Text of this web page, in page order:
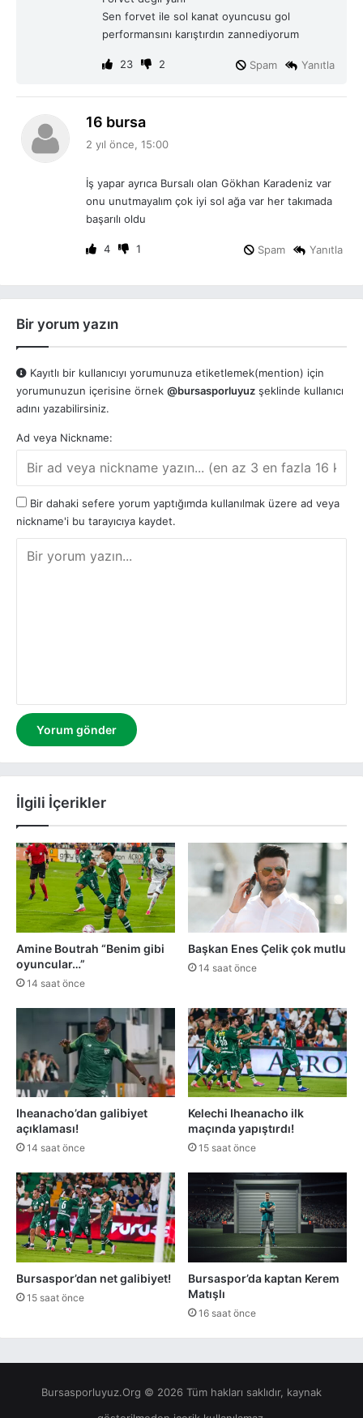
Sen forvet ile sol kanat oyuncusu gol
performansını karıştırdın zannediyorum
23 2 Yanıtla
Spam
16 bursa
e
i
2 yıl önce, 15:00
İş yapar ayrıca Bursalı olan Gökhan Karadeniz var
onu unutmayalım çok iyi sol ağa var her takımada
başarılı oldu
4 1 Yanıtla
Spam
Bir yorum yazın
Kayıtlı bir kullanıcıyı yorumunuza etiketlemek(mention) için
yorumunuzun içerisine örnek @bursasporluyuz şeklinde kullanıcı
adını yazabilirsiniz.
Ad veya Nickname:
Bir dahaki sefere yorum yaptığımda kullanılmak üzere ad veya
nickname'i bu tarayıcıya kaydet.
İlgili İçerikler
Amine Boutrah “Benim gibi
oyuncular…”
14 saat önce
Başkan Enes Çelik çok mutlu
14 saat önce
Iheanacho’dan galibiyet
açıklaması!
14 saat önce
Kelechi Iheanacho ilk
maçında yapıştırdı!
15 saat önce
Bursaspor’dan net galibiyet!
15 saat önce
Bursaspor’da kaptan Kerem
Matışlı
16 saat önce
Bursasporluyuz.Org © 2026 Tüm hakları saklıdır, kaynak